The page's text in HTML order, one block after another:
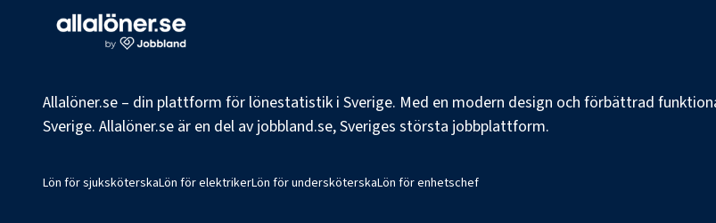
Allalöner.se – din plattform för lönestatistik i Sverige. Med en modern design och förbättrad
Sverige. Allalöner.se är en del av jobbland.se, Sveriges största jobbplattform.
Lön för sjuksköterskaLön för elektrikerLön för undersköterskaLön för enhetschef